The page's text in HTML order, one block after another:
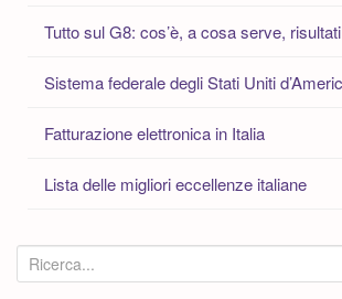
Tutto sul G8: cos’è, a cosa serve, risultati
Sistema federale degli Stati Uniti
Fatturazione elettronica in Italia
Lista delle migliori eccellenze italiane
e